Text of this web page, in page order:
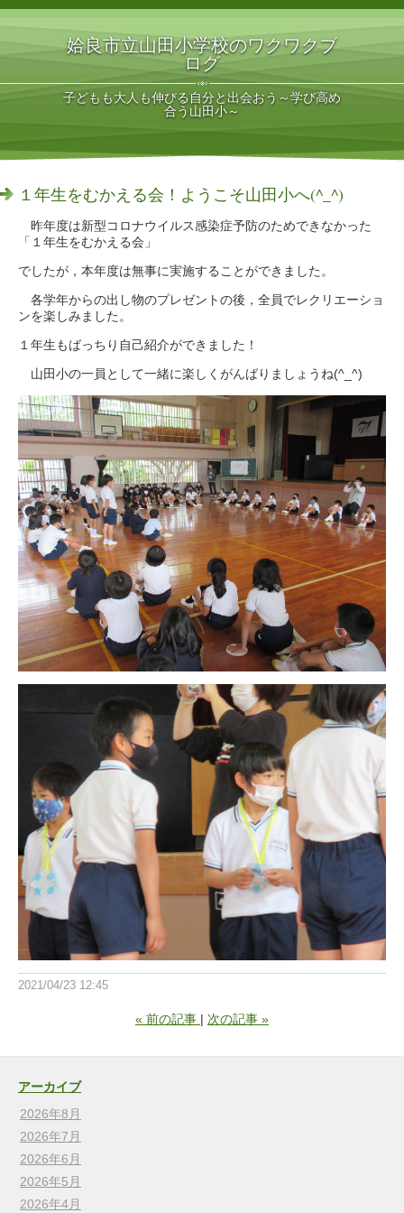
姶良市立山田小学校のワクワクブ
ログ
子どもも大人も伸びる自分と出会おう～学び高め
合う山田小～
１年生をむかえる会！ようこそ山田小へ(^_^)
昨年度は新型コロナウイルス感染症予防のためできなかった
「１年生をむかえる会」
でしたが，本年度は無事に実施することができました。
各学年からの出し物のプレゼントの後，全員でレクリエーショ
ンを楽しみました。
１年生もばっちり自己紹介ができました！
山田小の一員として一緒に楽しくがんばりましょうね(^_^)
2021/04/23 12:45
« 前の記事 次の記事 »
アーカイブ
2026年8月
2026年7月
2026年6月
2026年5月
2026年4月